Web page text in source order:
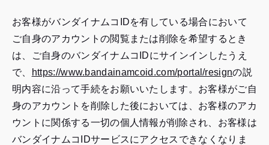
お客様がバンダイナムコIDを有している場合において
ご自身のアカウントの閲覧または削除を希望するとき
は、ご自身のバンダイナムコIDにサインインしたうえ
で、
https://www.bandainamcoid.com/portal/resign（外
部
サ
イ
ト
の説
明内容に沿って手続をお願いいたします。お客様がご自
身のアカウントを削除した後においては、お客様のアカ
ウントに関係する一切の個人情報が削除され、お客様は
バンダイナムコIDサービスにアクセスできなくなりま